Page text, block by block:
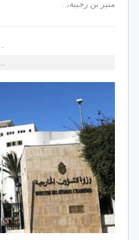
منير بن رجيبة،…
- الإعلانات -